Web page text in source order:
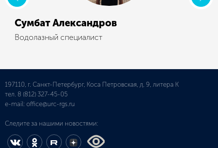
Сумбат Александров
Водолазный специалист
197110, г. Санкт-Петербург, Коса Петровская, д. 9, литера К
тел. 8 (812) 327-45-05
e-mail: office@urc-rgs.ru
Следите за нашими новостями: